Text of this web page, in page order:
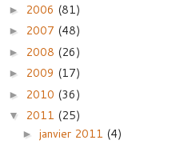
► 2006 (81)
► 2007 (48)
► 2008 (26)
► 2009 (17)
► 2010 (36)
▼ 2011 (25)
► janvier 2011 (4)